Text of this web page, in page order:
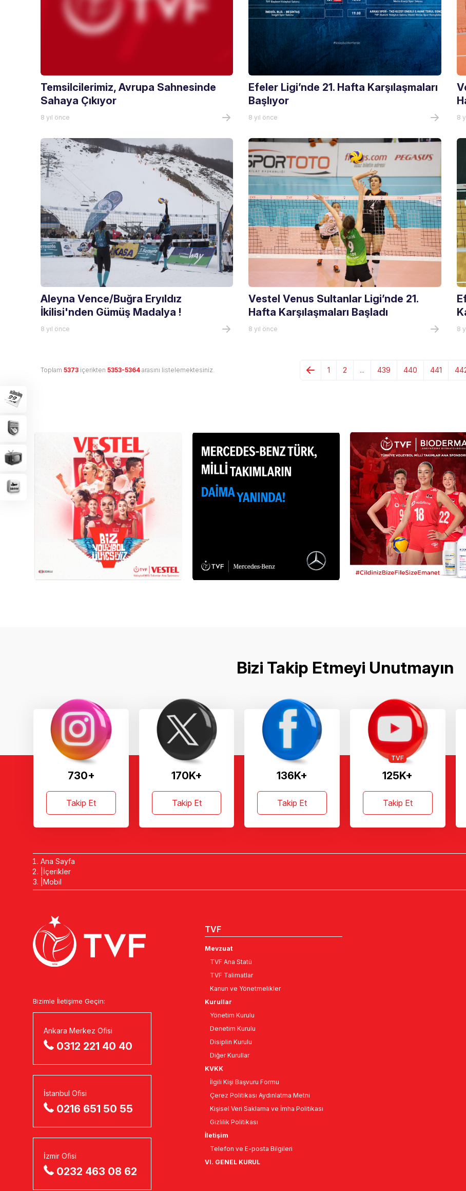
Temsilcilerimiz, Avrupa Sahnesinde
Sahaya Çıkıyor
8 yıl önce
Efeler Ligi’nde 21. Hafta Karşılaşmaları
Başlıyor
8 yıl önce 8
Aleyna Vence/Buğra Eryıldız
İkilisi'nden Gümüş Madalya !
8 yıl önce
Vestel Venus Sultanlar Ligi’nde 21.
Hafta Karşılaşmaları Başladı
8 yıl önce 8
Toplam5373 içerikten5353-5364 arasını listelemektesiniz. 1 2 ... 439 440 441
Bizi Takip Etmeyi Unutmayın
730+
Takip Et
170K+
Takip Et
136K+
Takip Et
125K+
TVF
Takip Et
Ana Sayfa
İçerikler
Mobil
Bizimle İletişime Geçin:
Ankara Merkez Ofisi
0312 221 40 40
İstanbul Ofisi
0216 651 50 55
İzmir Ofisi
0232 463 08 62
TVF
Mevzuat
TVF Ana Statü
TVF Talimatlar
Kanun ve Yönetmelikler
Kurullar
Yönetim Kurulu
Denetim Kurulu
Disiplin Kurulu
Diğer Kurullar
KVKK
İlgili Kişi Başvuru Formu
Çerez Politikası Aydınlatma Metni
Kişisel Veri Saklama ve İmha Politikası
Gizlilik Politikası
İletişim
Telefon ve E-posta Bilgileri
VI. GENEL KURUL